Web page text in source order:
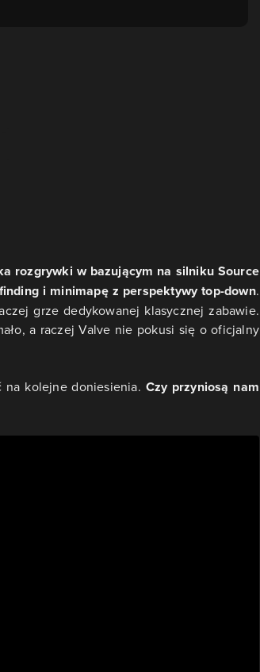
rozgrywki w bazującym na silniku Source
i minimapę z perspektywy top-down.
grze dedykowanej klasycznej zabawie.
a raczej Valve nie pokusi się o oficjalny
na kolejne doniesienia. Czy przyniosą nam